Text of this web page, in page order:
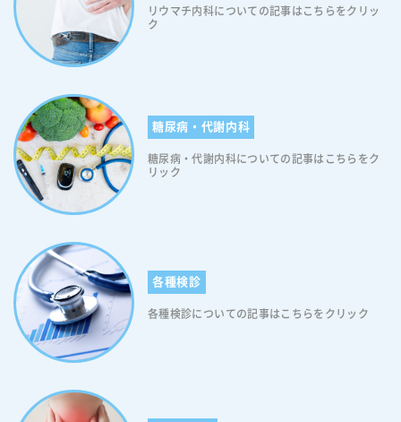
リウマチ内科についての記事はこちらをクリッ
ク
糖尿病・代謝内科
糖尿病・代謝内科についての記事はこちらをク
リック
各種検診
各種検診についての記事はこちらをクリック